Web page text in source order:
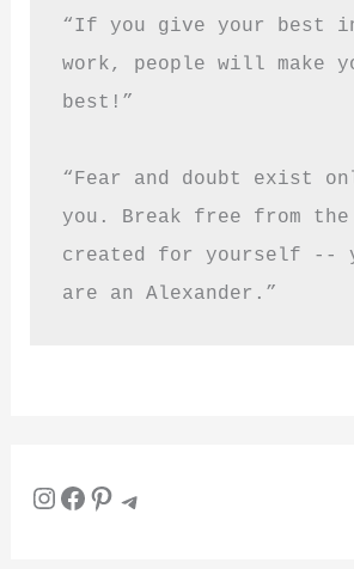
“If you give your best
work, people will make
best!”
“Fear and doubt exist
you. Break free from the
created for yourself --
are an Alexander.”
InstagramFacebook Pinterest Telegram